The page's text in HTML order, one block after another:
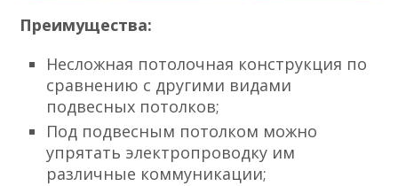
Преимущества:
Несложная потолочная конструкция по
сравнению с другими видами
подвесных потолков;
Под подвесным потолком можно
упрятать электропроводку им
различные коммуникации;